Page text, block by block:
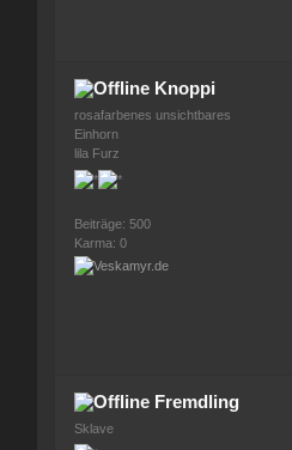
Knoppi
rosafarbenes unsichtbares
Einhorn
lila Furz
Beiträge: 500
Karma: 0
Fremdling
Sklave